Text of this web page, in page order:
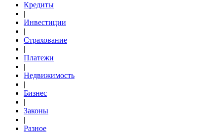
Кредиты
|
Инвестиции
|
Страхование
|
Платежи
|
Недвижимость
|
Бизнес
|
Законы
|
Разное